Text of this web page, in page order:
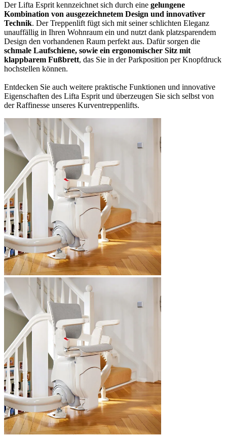
Der Lifta Esprit kennzeichnet sich durch eine gelungene
Kombination von ausgezeichnetem Design und innovativer
Technik. Der Treppenlift fügt sich mit seiner schlichten Eleganz
unauffällig in Ihren Wohnraum ein und nutzt dank platzsparendem
Design den vorhandenen Raum perfekt aus. Dafür sorgen die
schmale Laufschiene, sowie ein ergonomischer Sitz mit
klappbarem Fußbrett, das Sie in der Parkposition per Knopfdruck
hochstellen können.
Entdecken Sie auch weitere praktische Funktionen und innovative
Eigenschaften des Lifta Esprit und überzeugen Sie sich selbst von
der Raffinesse unseres Kurventreppenlifts.